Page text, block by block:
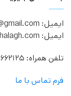
ایمیل: moalemekhalagh@gmail.com
ایمیل: info@moalemekhalagh.com
تلفن همراه: 09125662125
فرم تماس با ما